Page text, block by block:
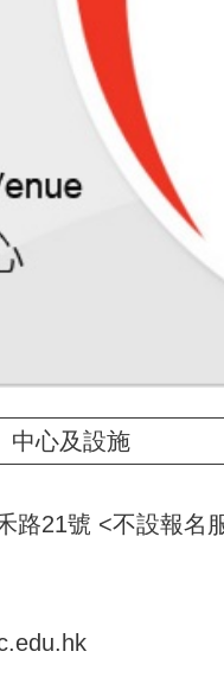
中心及設施
路21號 <不設報名